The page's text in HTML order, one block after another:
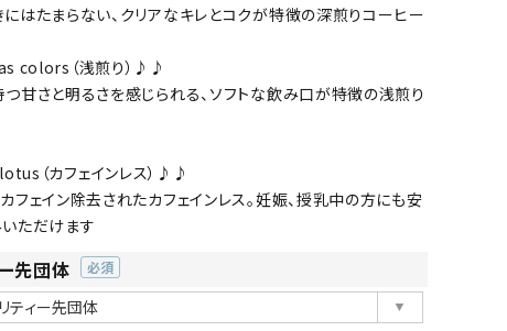
はたまらない、クリアなキレとコクが特徴の深煎りコーヒー
colors（浅煎り）♪♪
甘さと明るさを感じられる、ソフトな飲み口が特徴の浅煎り
（カフェインレス）♪♪
フェイン除去されたカフェインレス。妊娠、授乳中の方にも安
ただけます
先団体
(必
須)